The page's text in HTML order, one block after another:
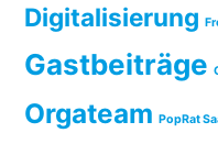
Digitalisierung
Gastbeiträge
Orgateam PopRat